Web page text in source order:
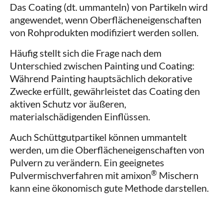
Das Coating (dt. ummanteln) von Partikeln wird
angewendet, wenn Oberflächeneigenschaften
von Rohprodukten modifiziert werden sollen.
Häufig stellt sich die Frage nach dem
Unterschied zwischen Painting und Coating:
Während Painting hauptsächlich dekorative
Zwecke erfüllt, gewährleistet das Coating den
aktiven Schutz vor äußeren,
materialschädigenden Einflüssen.
Auch Schüttgutpartikel können ummantelt
werden, um die Oberflächeneigenschaften von
Pulvern zu verändern. Ein geeignetes
Pulvermischverfahren mit amixon® Mischern
kann eine ökonomisch gute Methode darstellen.